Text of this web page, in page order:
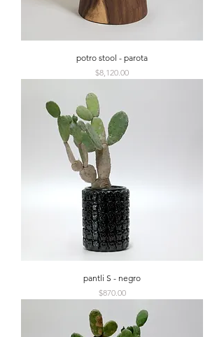
potro stool - parota
Precio
$8,120.00
pantli S - negro
Precio
$870.00